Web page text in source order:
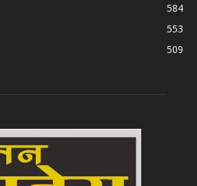
584
553
509